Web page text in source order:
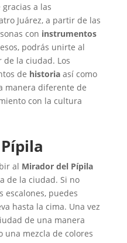
a las
Juárez, a partir de las
con instrumentos
podrás unirte al
la ciudad. Los
de historiaasí como
manera diferente de
con la cultura
al Mirador del Pípila
de la ciudad. Si no
escalones, puedes
hasta la cima. Una vez
de una manera
mezcla de colores